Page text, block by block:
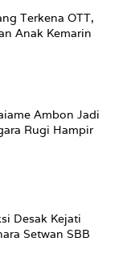
Terkena OTT,
Anak Kemarin
Ambon Jadi
Rugi Hampir
Desak Kejati
Setwan SBB